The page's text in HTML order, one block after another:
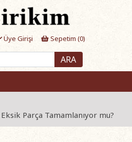
Üye Girişi Sepetim (0)
ARA
Parça Tamamlanıyor mu?